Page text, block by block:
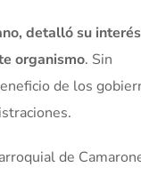
detalló su
organismo. Sin
de los
de